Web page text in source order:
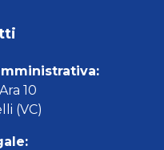
10
(VC)